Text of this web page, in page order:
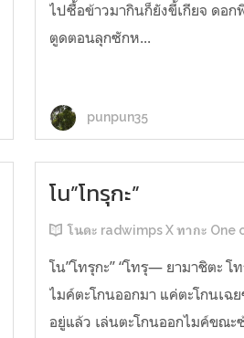
ไปซื้อข้าวมากินก็ยังขี้เกียจ ดอก
ตูดตอนลุกซักห...
punpun35
โน”โทรุกะ”
โนดะ radwimps X ทากะ One
โน”โทรุกะ” “โทรุ— ยามาชิตะ โ
ไมค์ตะโกนออกมา แค่ตะโกนเฉ
อยู่แล้ว เล่นตะโกนออกไมค์ขณะ